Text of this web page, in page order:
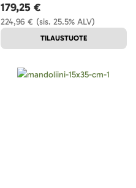
(sis. 25.5% ALV)
224,96 €
179,25 €
TILAUSTUOTE